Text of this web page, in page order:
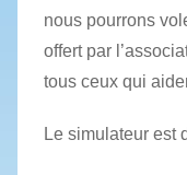
nous pourrons
offert par
tous ceux qui
Le simulateur est